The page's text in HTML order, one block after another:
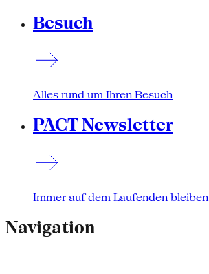
Besuch
Alles rund um Ihren Besuch
PACT Newsletter
Immer auf dem Laufenden bleiben
Navigation